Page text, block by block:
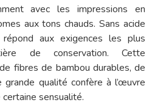
avec les impressions en
aux tons chauds. Sans acide
aux exigences les plus
de conservation. Cette
fibres de bambou durables, de
qualité confère à l’œuvre
certaine sensualité.